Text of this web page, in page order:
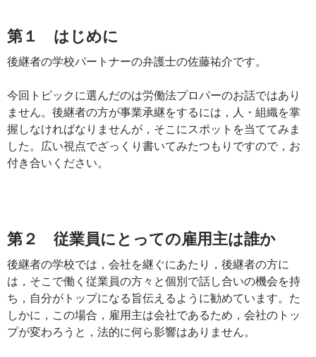
第１ はじめに
後継者の学校パートナーの弁護士の佐藤祐介です。
今回トピックに選んだのは労働法プロパーのお話ではあり
ません。後継者の方が事業承継をするには，人・組織を掌
握しなければなりませんが，そこにスポットを当ててみま
した。広い視点でざっくり書いてみたつもりですので，お
付き合いください。
第２ 従業員にとっての雇用主は誰か
後継者の学校では，会社を継ぐにあたり，後継者の方に
は，そこで働く従業員の方々と個別で話し合いの機会を持
ち，自分がトップになる旨伝えるように勧めています。た
しかに，この場合，雇用主は会社であるため，会社のトッ
プが変わろうと，法的に何ら影響はありません。